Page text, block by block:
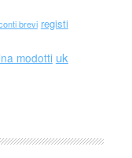
brevi registi
modotti uk